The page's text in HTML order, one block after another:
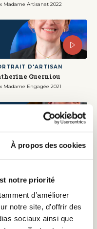
À propos des cookies
notre priorité
d’améliorer
notre site, d’offrir des
sociaux ainsi que
Madame Artisanat 2022
D'ARTISAN
Guerniou
Madame Engagée 2021
D'ARTISAN
Kuentz